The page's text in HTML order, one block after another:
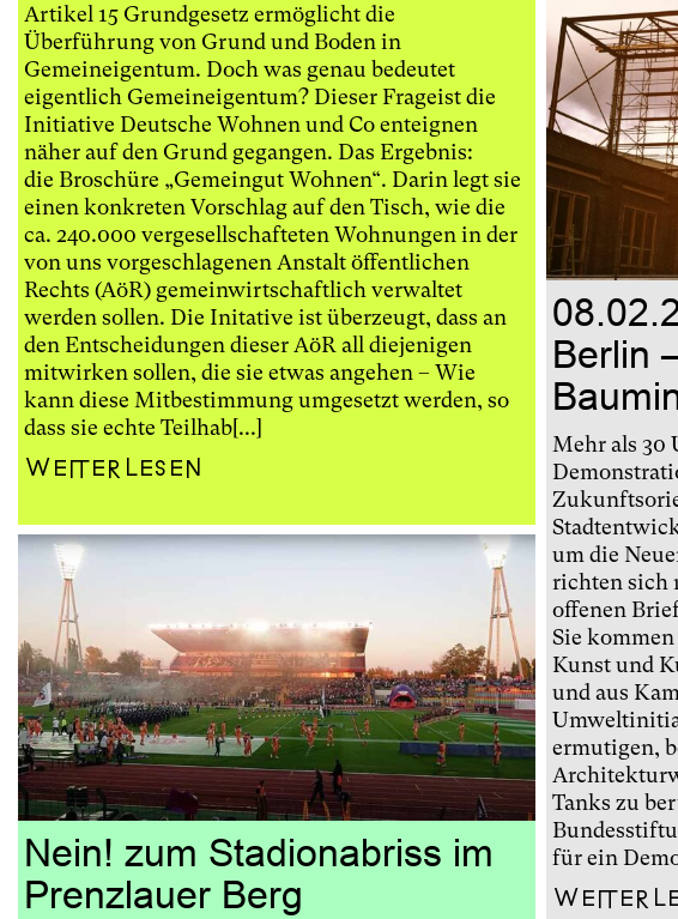
Artikel 15 Grundgesetz ermöglicht die
Überführung von Grund und Boden in
Gemeineigentum. Doch was genau bedeutet
eigentlich Gemeineigentum? Dieser Frageist die
Initiative Deutsche Wohnen und Co enteignen
näher auf den Grund gegangen. Das Ergebnis:
die Broschüre „Gemeingut Wohnen“. Darin legt sie
einen konkreten Vorschlag auf den Tisch, wie die
ca. 240.000 vergesellschafteten Wohnungen in der
von uns vorgeschlagenen Anstalt öffentlichen
Rechts (AöR) gemeinwirtschaftlich verwaltet
werden sollen. Die Initative ist überzeugt, dass an
den Entscheidungen dieser AöR all diejenigen
mitwirken sollen, die sie etwas angehen – Wie
kann diese Mitbestimmung umgesetzt werden, so
dass sie echte Teilhab[...]
Weiterlesen
Nein! zum Stadionabriss im
Prenzlauer Berg
Berlin
Mehr als 30
um die
richten sich
offenen
Sie
Kunst und
und aus
ermutigen,
Tanks zu
für ein